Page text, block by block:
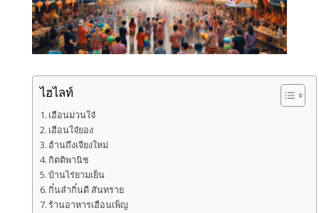
ไฮไลท์
เฮือนม่วนใจ๋
เฮือนใจ๋ยอง
ฮ้านถึงเจียงใหม่
กิตติพานิช
บ้านไร่ยามเย็น
กิ๋นลำกิ๋นดี สันทราย
ร้านอาหารเฮือนเพ็ญ